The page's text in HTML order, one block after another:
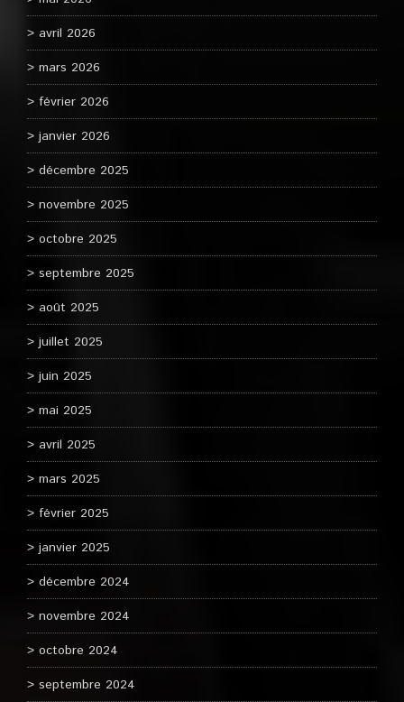
avril 2026
mars 2026
février 2026
janvier 2026
décembre 2025
novembre 2025
octobre 2025
septembre 2025
août 2025
juillet 2025
juin 2025
mai 2025
avril 2025
mars 2025
février 2025
janvier 2025
décembre 2024
novembre 2024
octobre 2024
septembre 2024